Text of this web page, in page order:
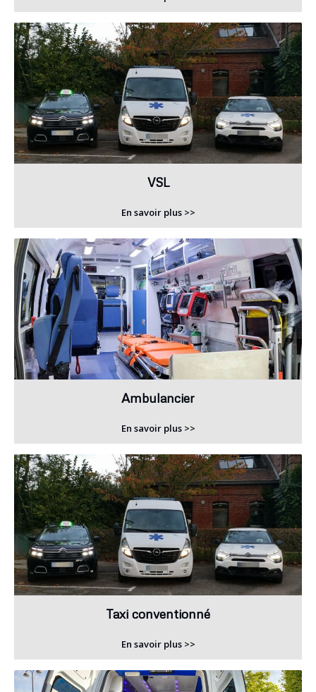
VSL
En savoir plus >>
Ambulancier
En savoir plus >>
Taxi conventionné
En savoir plus >>